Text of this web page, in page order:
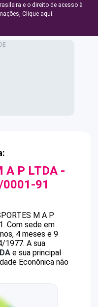
e o direito de acesso à
Clique aqui.
A P LTDA -
91
M A P
. Com sede em
4 meses e 9
1977. A sua
e sua principal
Econônica não